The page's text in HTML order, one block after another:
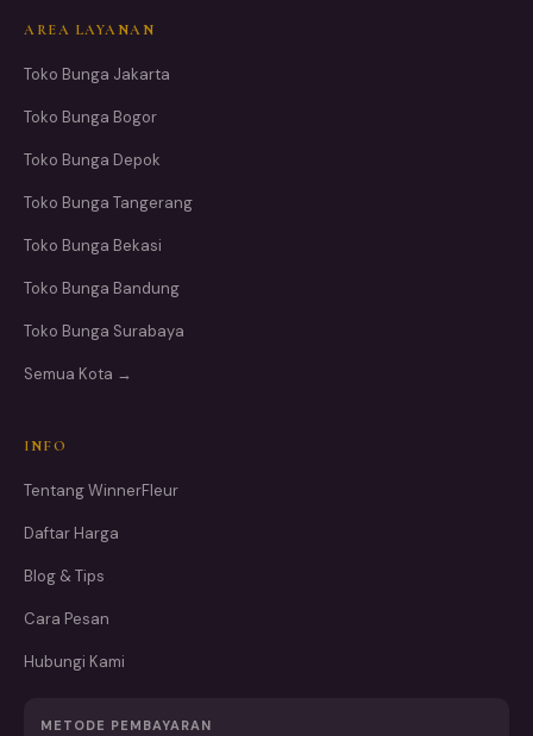
AREA LAYANAN
Toko Bunga Jakarta
Toko Bunga Bogor
Toko Bunga Depok
Toko Bunga Tangerang
Toko Bunga Bekasi
Toko Bunga Bandung
Toko Bunga Surabaya
Semua Kota →
INFO
Tentang WinnerFleur
Daftar Harga
Blog & Tips
Cara Pesan
Hubungi Kami
METODE PEMBAYARAN